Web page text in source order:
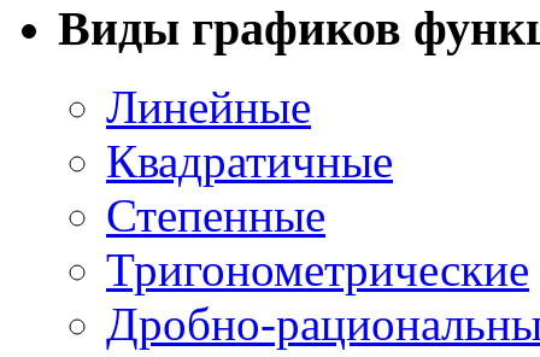
Виды графиков
Линейные
Квадратичные
Степенные
Тригонометрические
Дробно-